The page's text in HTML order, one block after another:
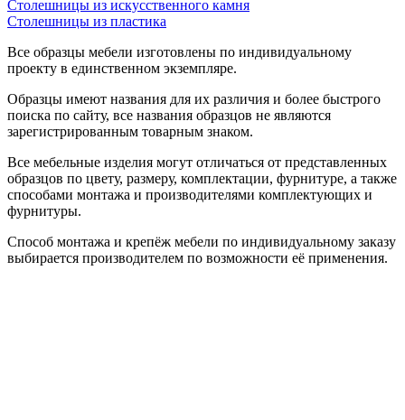
Столешницы из искусственного камня
Столешницы из пластика
Все образцы мебели изготовлены по индивидуальному
проекту в единственном экземпляре.
Образцы имеют названия для их различия и более быстрого
поиска по сайту, все названия образцов не являются
зарегистрированным товарным знаком.
Все мебельные изделия могут отличаться от представленных
образцов по цвету, размеру, комплектации, фурнитуре, а также
способами монтажа и производителями комплектующих и
фурнитуры.
Способ монтажа и крепёж мебели по индивидуальному заказу
выбирается производителем по возможности её применения.